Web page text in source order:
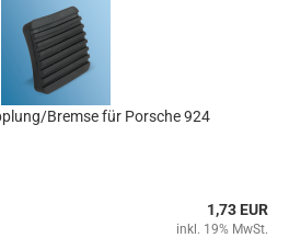
Bremse für Porsche 924
1,73 EUR
inkl. 19% MwSt.